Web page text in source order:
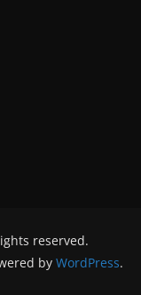
reserved.
by WordPress.